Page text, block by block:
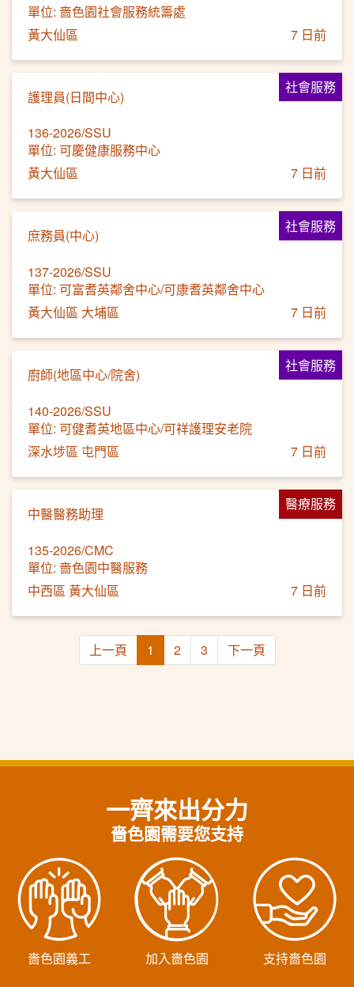
單位: 嗇色園社會服務統籌處
黃大仙區
7 日前
社會服務
護理員(日間中心)
136-2026/SSU
單位: 可慶健康服務中心
黃大仙區
7 日前
社會服務
庶務員(中心)
137-2026/SSU
單位: 可富耆英鄰舍中心/可康耆英鄰舍中心
黃大仙區 大埔區
7 日前
社會服務
廚師(地區中心/院舍)
140-2026/SSU
單位: 可健耆英地區中心/可祥護理安老院
深水埗區 屯門區
7 日前
醫療服務
中醫醫務助理
135-2026/CMC
單位: 嗇色園中醫服務
中西區 黃大仙區
7 日前
上一頁 1 2 3 下一頁
一齊來出分力
嗇色園需要您支持
嗇色園義工 加入嗇色園 支持嗇色園